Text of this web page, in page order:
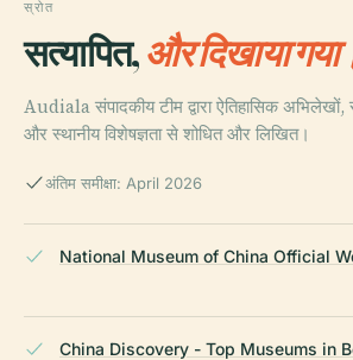
स्रोत
सत्यापित,और दिखाया
Audiala संपादकीय टीम द्वारा ऐतिहासिक अभिलेखों,
और स्थानीय विशेषज्ञता से शोधित और लिखित।
अंतिम समीक्षा: April 2026
National Museum of China Official
China Discovery - Top Museums in